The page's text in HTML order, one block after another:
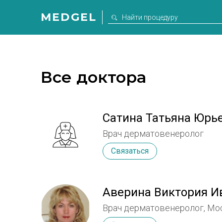
MEDGEL
Все доктора
Сатина Татьяна
Врач дерматовенеролог
Связаться
Аверина Виктория
Врач дерматовенеролог,